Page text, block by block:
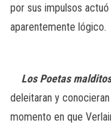
por sus impulsos
aparentemente lógico.
Los Poetas malditos
deleitaran y
momento en que